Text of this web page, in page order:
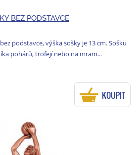
BEZ PODSTAVCE
podstavce, výška sošky je 13 cm. Sošku
pohárů, trofejí nebo na mram...
KOUPIT